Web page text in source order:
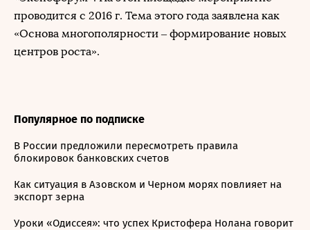
проводится с 2016 г. Тема этого года заявлена как
«Основа многополярности – формирование новых
центров роста».
Популярное по подписке
В России предложили пересмотреть правила
блокировок банковских счетов
Как ситуация в Азовском и Черном морях повлияет на
экспорт зерна
Уроки «Одиссея»: что успех Кристофера Нолана говорит